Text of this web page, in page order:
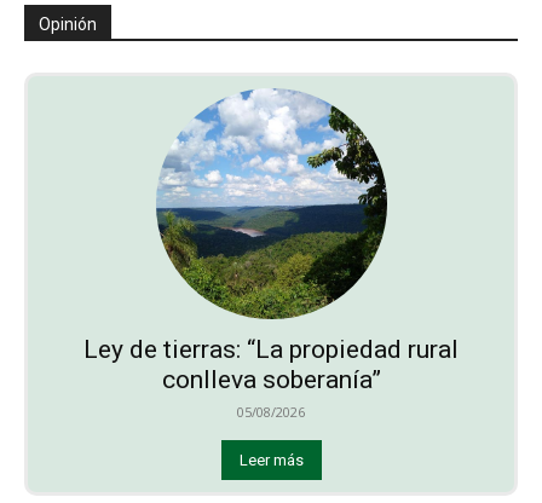
Opinión
Ley de tierras: “La propiedad rural
conlleva soberanía”
05/08/2026
Leer más